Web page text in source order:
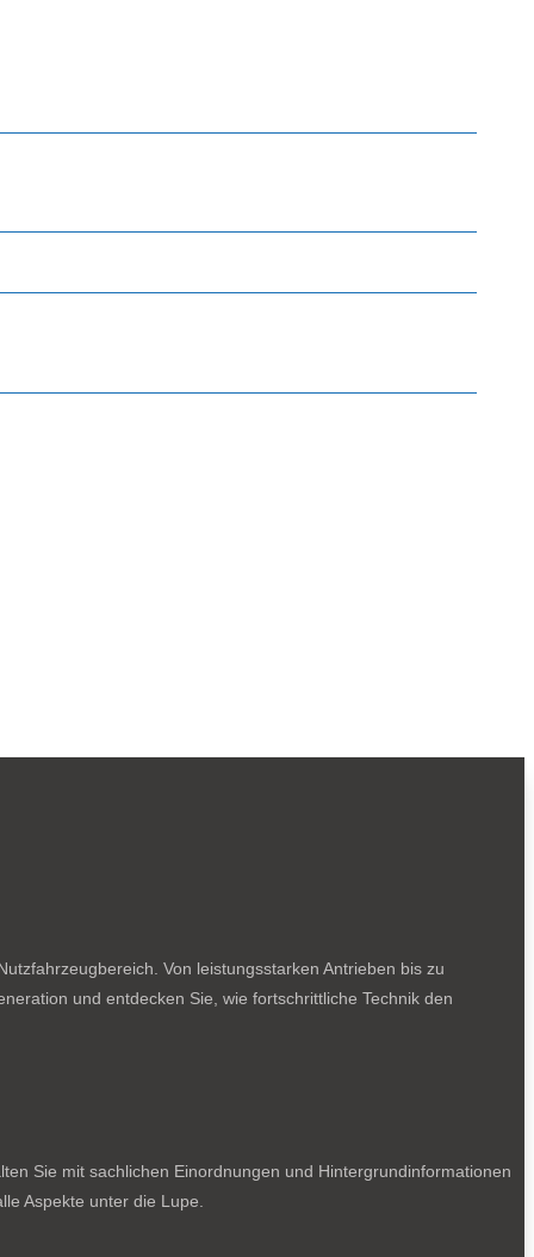
Von leistungsstarken Antrieben bis zu
und entdecken Sie, wie fortschrittliche Technik den
Sie mit sachlichen Einordnungen und Hintergrundinformationen
Aspekte unter die Lupe.